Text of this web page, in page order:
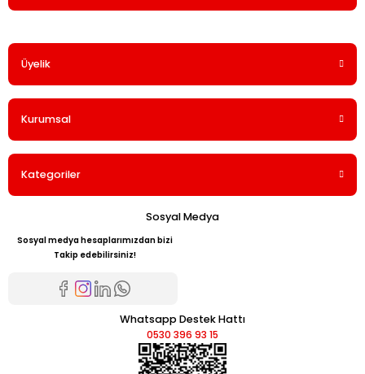
Bu ürüne ilk yorumu siz yapın!
Üyelik
Kurumsal
Kategoriler
Sosyal Medya
Sosyal medya hesaplarımızdan bizi
Takip edebilirsiniz!
Whatsapp Destek Hattı
0530 396 93 15